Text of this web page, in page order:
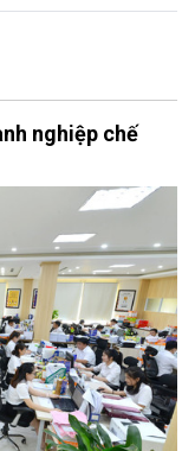
nghiệp chế